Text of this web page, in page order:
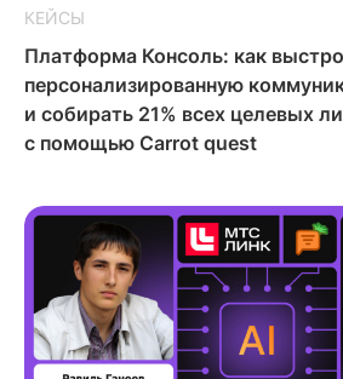
КЕЙСЫ
Платформа Консоль: как
персонализированную
и собирать 21% всех целевых
с помощью Carrot quest